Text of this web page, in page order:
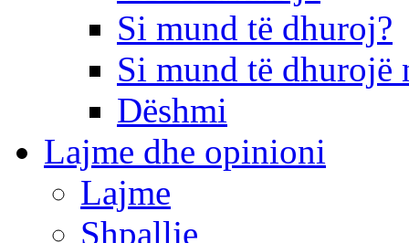
Si mund të dhuroj?
Si mund të dhurojë
Dëshmi
Lajme dhe opinioni
Lajme
Shpallje